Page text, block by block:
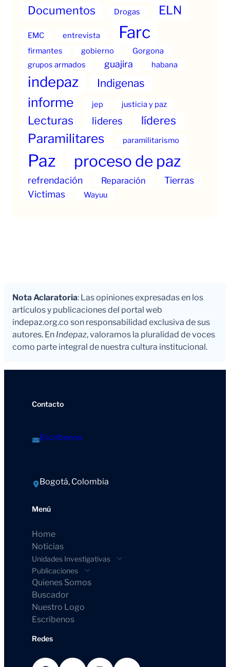
Documentos Drogas ELN
EMC entrevista Farc
firmantes gobierno
Gorgona
grupos armados
guajira habana
indepaz Indigenas
informe jep justicia y paz
Lecturas lideres líderes
Paramilitares paramilitarismo
Paz proceso de paz
refrendación Reparación
Tierras
Victimas
Wayuu
Nota Aclaratoria: Las opiniones expresadas en los
artículos y publicaciones del portal web
indepaz.org.co son responsabilidad exclusiva de sus
autores. En Indepaz, valoramos la pluralidad de voces
como parte integral de nuestra cultura institucional.
Contacto
Escríbenos
Bogotá, Colombia
Menú
Home
Noticias
Unidades Investigativas
Publicaciones
Quienes Somos
Buscador
Nuestro Logo
Escribenos
Redes